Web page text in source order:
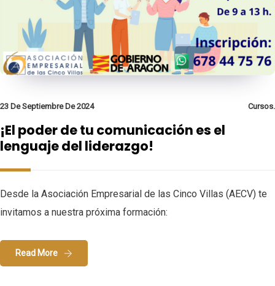
23 De Septiembre De 2024 Cursos.
¡El poder de tu comunicación es el
lenguaje del liderazgo!
Desde la Asociación Empresarial de las Cinco Villas (AECV) te
invitamos a nuestra próxima formación:
Read More